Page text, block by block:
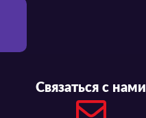
Связаться с нами